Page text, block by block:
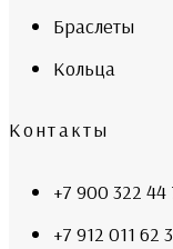
Браслеты
Кольца
Контакты
+7 900 322 44
+7 912 011 62